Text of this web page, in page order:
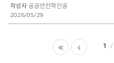
공공안전학전공
2026/05/29
1